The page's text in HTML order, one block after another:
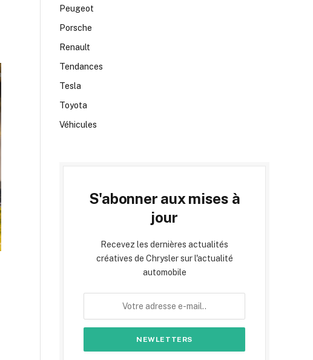
Peugeot
Porsche
Renault
Tendances
Tesla
Toyota
Véhicules
S'abonner aux mises à
jour
Recevez les dernières actualités
créatives de Chrysler sur l'actualité
automobile